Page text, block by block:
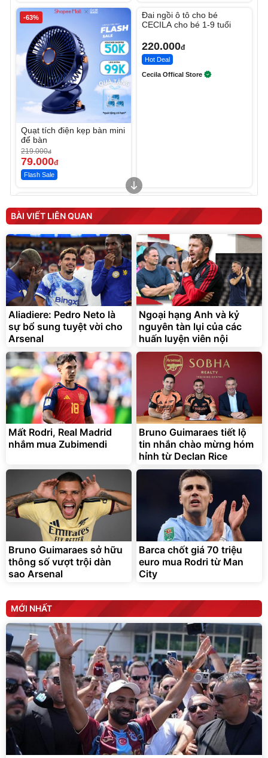
-63%
Quạt tích điện kẹp bàn mini
để bàn
219.000đ
79.000đ
Flash Sale
Đai ngồi ô tô cho bé
CECILA cho bé 1-9 tuổi
220.000đ
Hot Deal
Cecila Offical Store
tức thì Vaseline Body
190.000đ
138.330đ
Discount
D2-001 - Thông Minh
3.000.000
2.200.000 đ
Flash Sale
Unmute
Vali Bamozo Khung Nhôm
9066 Size 20/24/28 Cao
Cấp
1.000.000đ
825.000đ
Flash Sale
Lót ghế ôtô, nâng lưng
chống nóng giúp thoải mái
trong di chuyển
295.000đ
Đã bán nhiều
BÀI VIẾT LIÊN QUAN
Aliadiere: Pedro Neto là
sự bổ sung tuyệt vời cho
Arsenal
Ngoại hạng Anh và kỷ
nguyên tàn lụi của các
huấn luyện viên nội
Mất Rodri, Real Madrid
nhắm mua Zubimendi
Bruno Guimaraes tiết lộ
tin nhắn chào mừng hóm
hỉnh từ Declan Rice
Bruno Guimaraes sở hữu
thông số vượt trội dàn
sao Arsenal
Barca chốt giá 70 triệu
euro mua Rodri từ Man
City
MỚI NHẤT